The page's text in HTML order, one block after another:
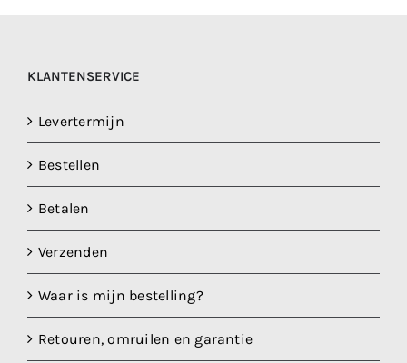
KLANTENSERVICE
Levertermijn
Bestellen
Betalen
Verzenden
Waar is mijn bestelling?
Retouren, omruilen en garantie